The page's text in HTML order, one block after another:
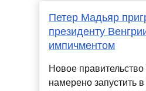
Петер Мадьяр
президенту
импичментом
Новое
намерено запустить